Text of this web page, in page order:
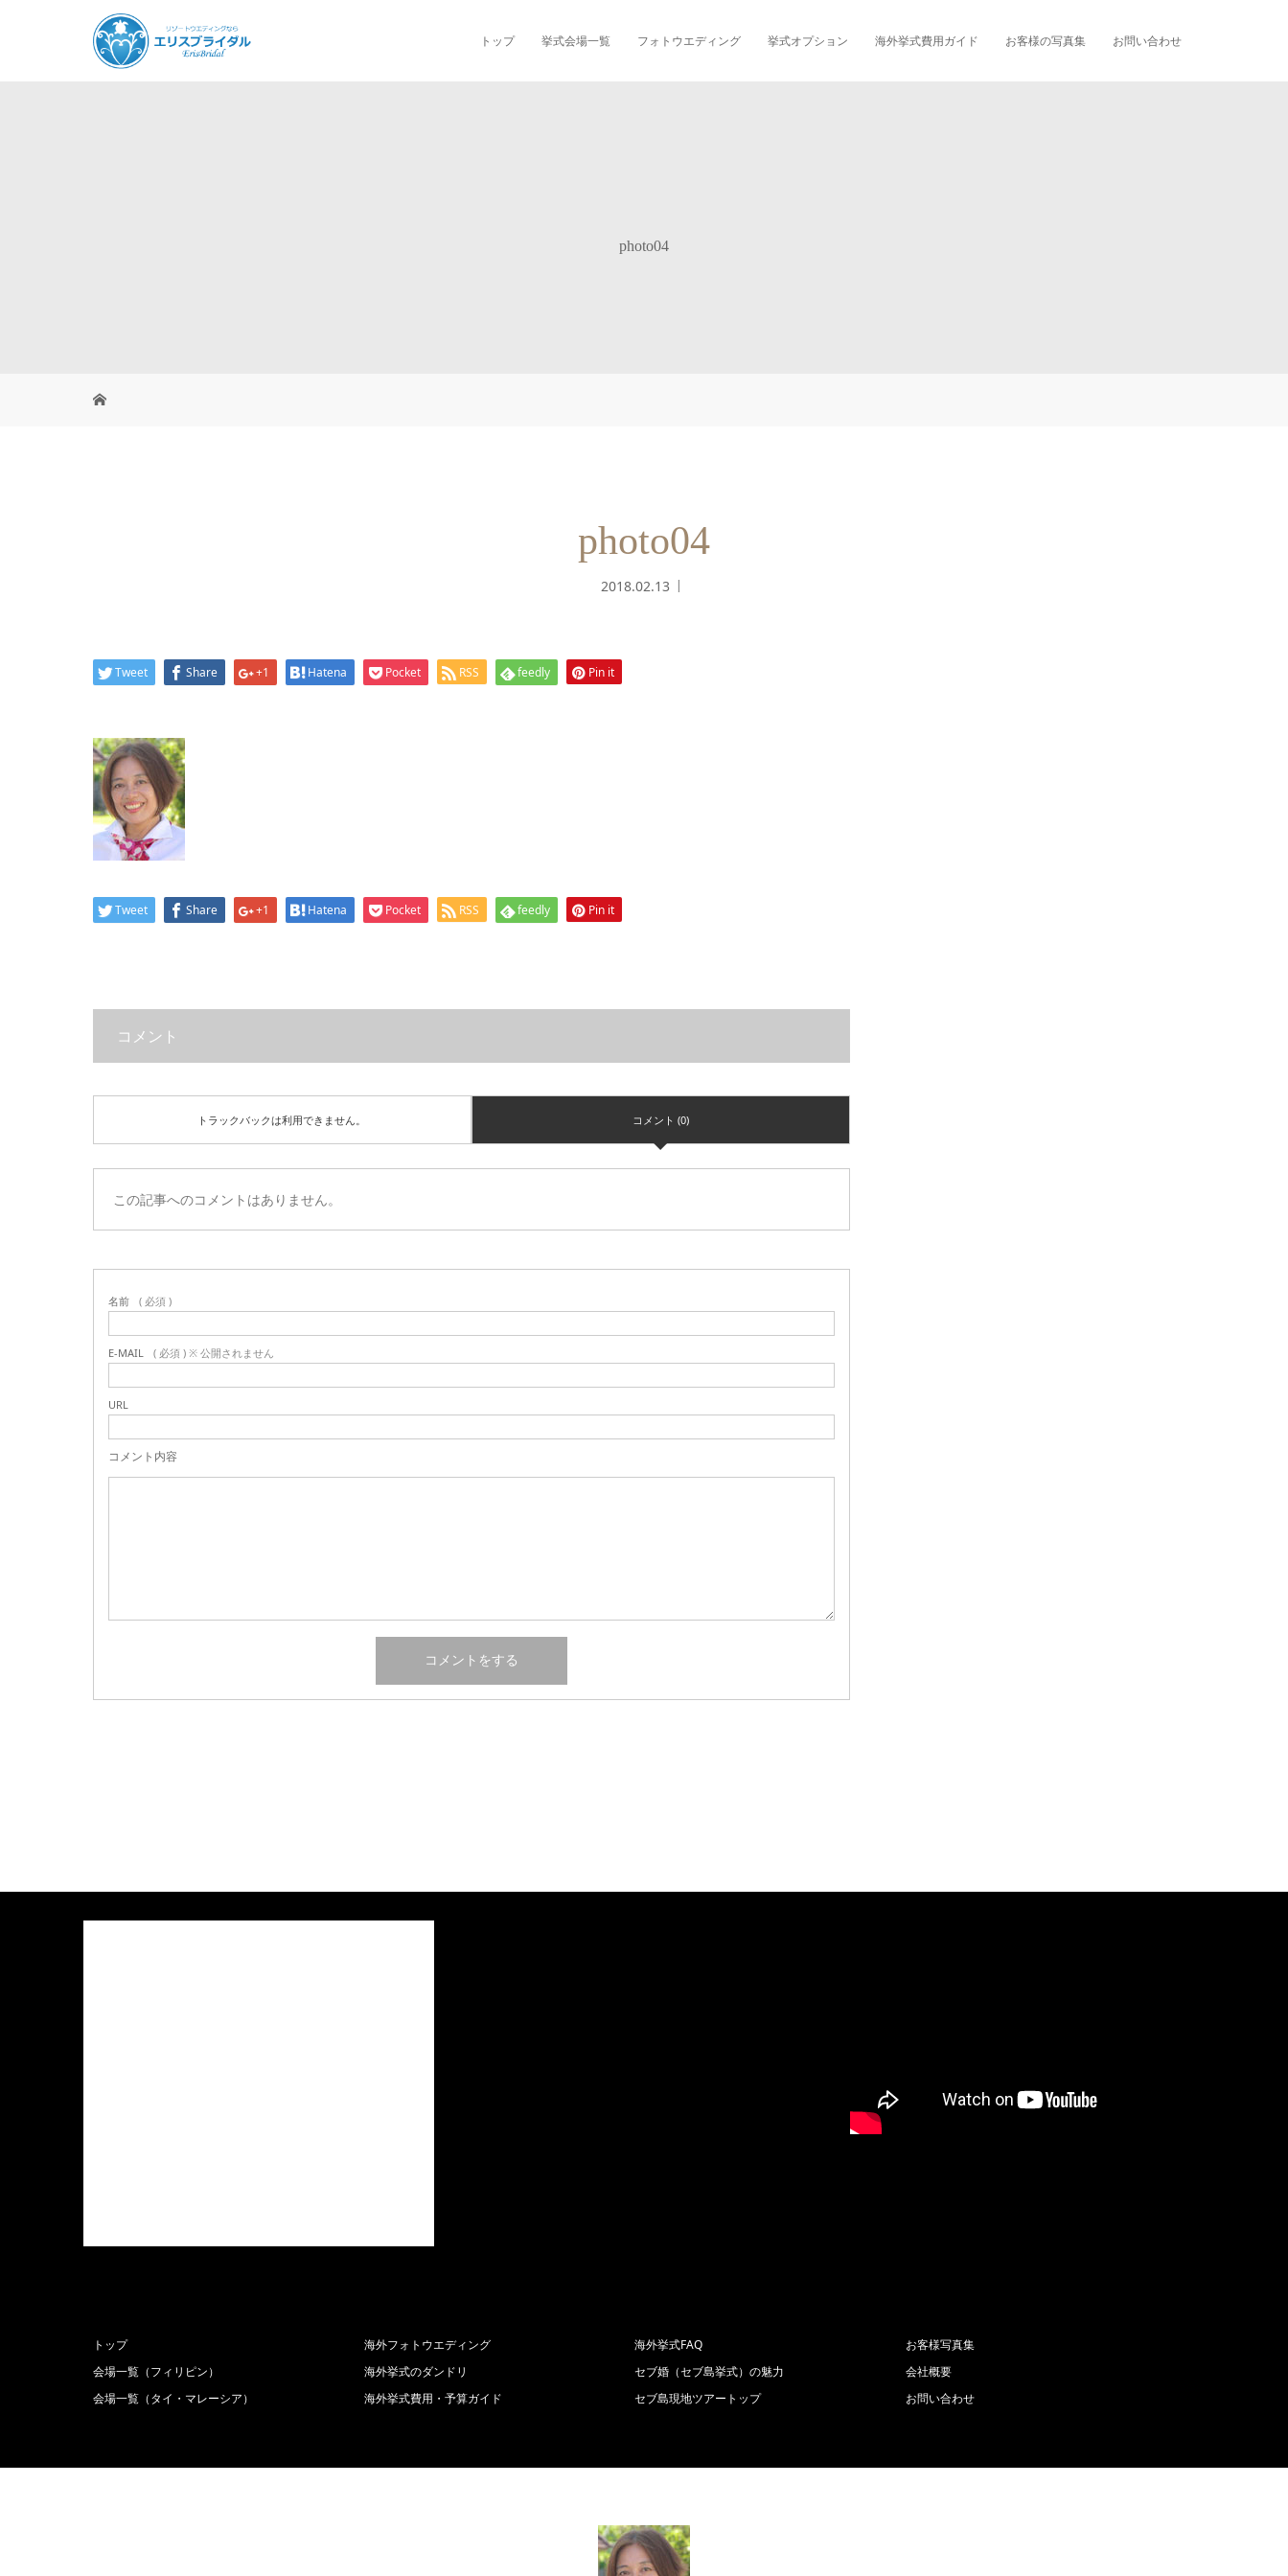
トップ 挙式会場一覧 フォトウエディング 挙式オプション 海外挙式費用ガイド お客様の写真集 お問い合わせ
photo04
photo04
2018.02.13
Tweet Share +1 Hatena Pocket RSS feedly Pin it
Tweet Share +1 Hatena Pocket RSS feedly Pin it
コメント
トラックバックは利用できません。 コメント (0)
この記事へのコメントはありません。
名前 ( 必須 )
E-MAIL ( 必須 ) ※ 公開されません
URL
コメント内容
トップ
会場一覧（フィリピン）
会場一覧（タイ・マレーシア）
海外フォトウエディング
海外挙式のダンドリ
海外挙式費用・予算ガイド
海外挙式FAQ
セブ婚（セブ島挙式）の魅力
セブ島現地ツアートップ
お客様写真集
会社概要
お問い合わせ